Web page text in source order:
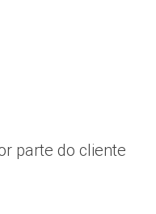
parte do cliente